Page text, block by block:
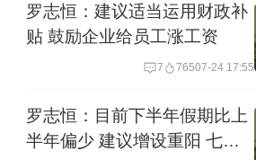
罗志恒：建议适当运用财政补
贴 鼓励企业给员工涨工资
7 76507-24 17:55
罗志恒：目前下半年假期比上
半年偏少 建议增设重阳 七夕